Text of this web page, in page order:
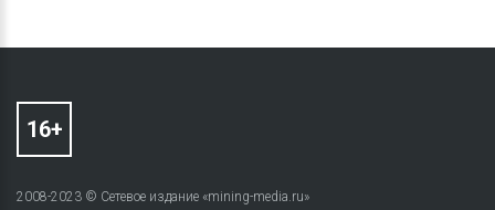
2008-2023 © Сетевое издание «mining-media.ru»